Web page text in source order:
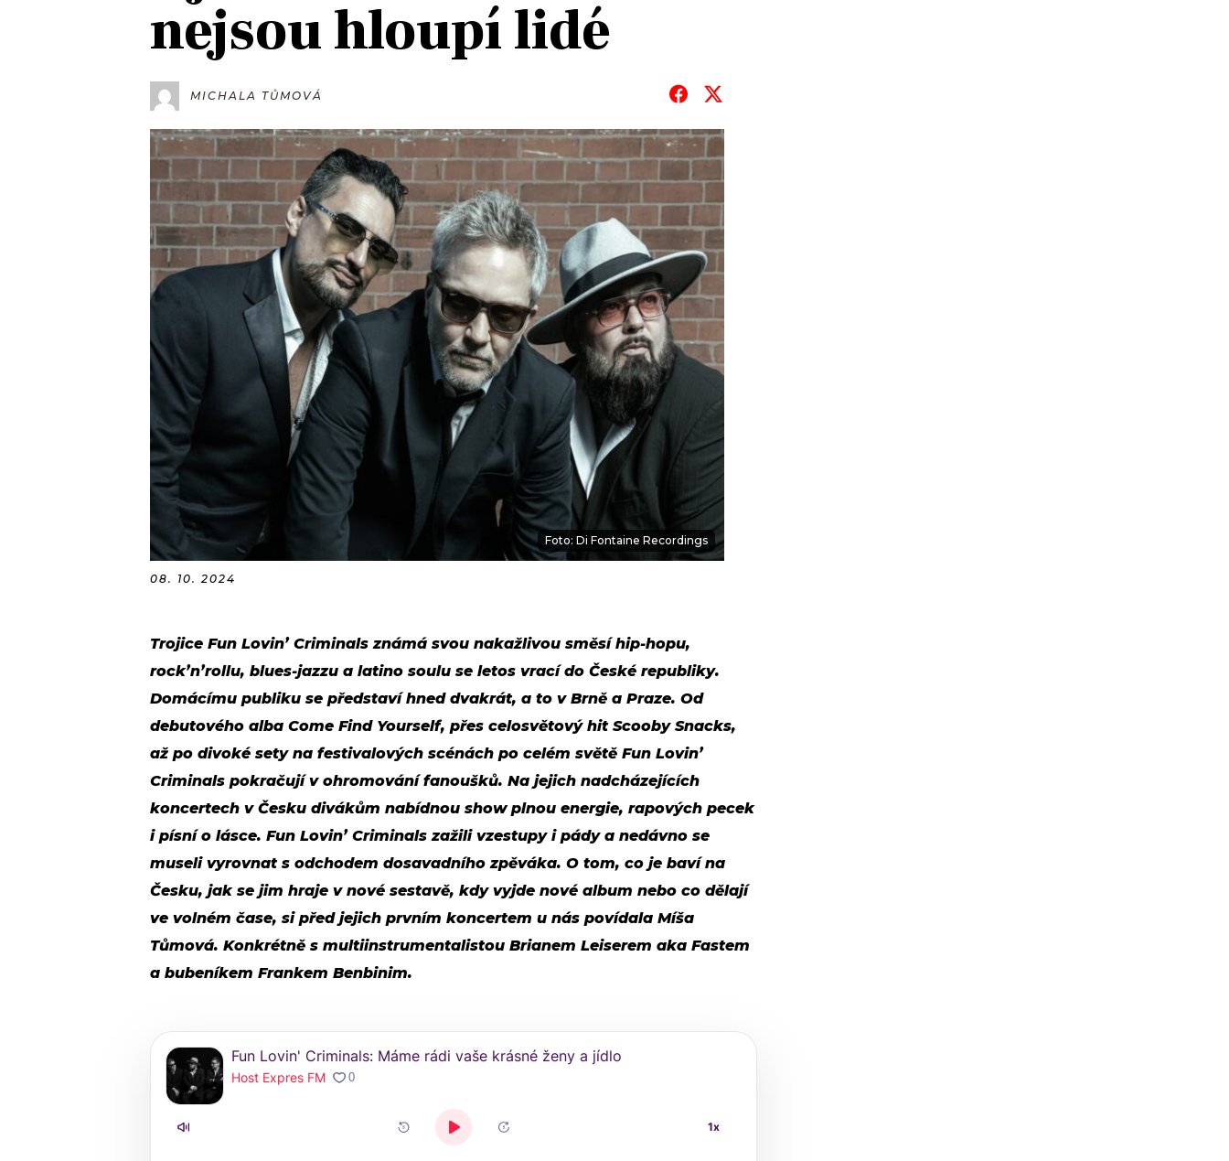
JAK NALADIT
RÁDIO
PROGRAM
JAK NALADIT
SOUTĚŽE
nejsou hloupí lidé
MICHALA TŮMOVÁ
Foto: Di Fontaine Recordings
08. 10. 2024
Trojice Fun Lovin’ Criminals známá svou nakažlivou směsí hip-hopu,
rock’n’rollu, blues-jazzu a latino soulu se letos vrací do České republiky.
Domácímu publiku se představí hned dvakrát, a to v Brně a Praze. Od
debutového alba Come Find Yourself, přes celosvětový hit Scooby Snacks,
až po divoké sety na festivalových scénách po celém světě Fun Lovin’
Criminals pokračují v ohromování fanoušků. Na jejich nadcházejících
koncertech v Česku divákům nabídnou show plnou energie, rapových pecek
i písní o lásce. Fun Lovin’ Criminals zažili vzestupy i pády a nedávno se
museli vyrovnat s odchodem dosavadního zpěváka. O tom, co je baví na
Česku, jak se jim hraje v nové sestavě, kdy vyjde nové album nebo co dělají
ve volném čase, si před jejich prvním koncertem u nás povídala Míša
Tůmová. Konkrétně s multiinstrumentalistou Brianem Leiserem aka Fastem
a bubeníkem Frankem Benbinim.